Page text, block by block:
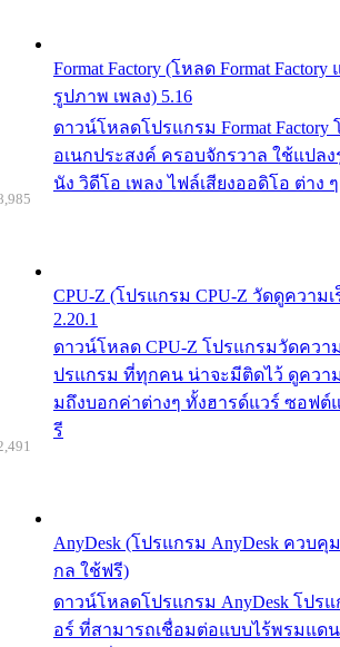
Format Factory (โหลด Format
รูปภาพ เพลง) 5.16
ดาวน์โหลดโปรแกรม Format
อเนกประสงค์ ครอบจักรวาล ใช้แปล
นัง วิดีโอ เพลง ไฟล์เสียงออดิโอ ต่าง ๆ
CPU-Z (โปรแกรม CPU-Z วัดดูความ
2.20.1
ดาวน์โหลด CPU-Z โปรแกรมวัดควา
ปรแกรม ที่ทุกคน น่าจะมีติดไว้ ดูความ
มถึงบอกค่าต่างๆ ทั้งฮารด์แวร์ ซอฟต์
รี
AnyDesk (โปรแกรม AnyDesk ควบคุ
กล ใช้ฟรี)
ดาวน์โหลดโปรแกรม AnyDesk โปร
อร์ ที่สามารถเชื่อมต่อแบบไร้พรมแด